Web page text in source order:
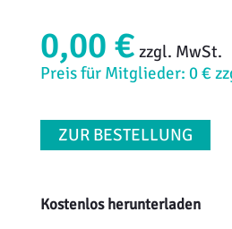
0,00 € zzgl. MwSt.
Preis für Mitglieder: 0 €
ZUR BESTELLUNG
Kostenlos herunterladen